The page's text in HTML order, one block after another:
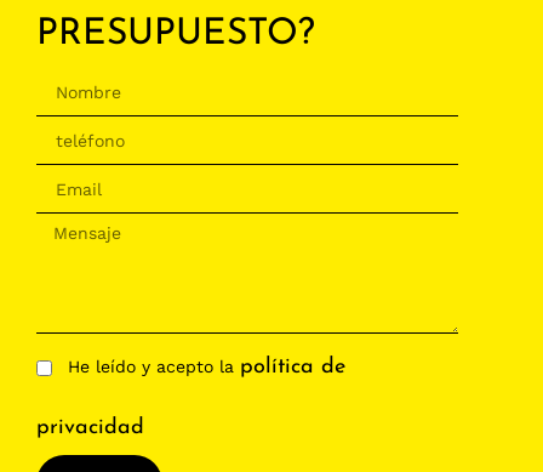
PRESUPUESTO?
He leído y acepto la política de
privacidad